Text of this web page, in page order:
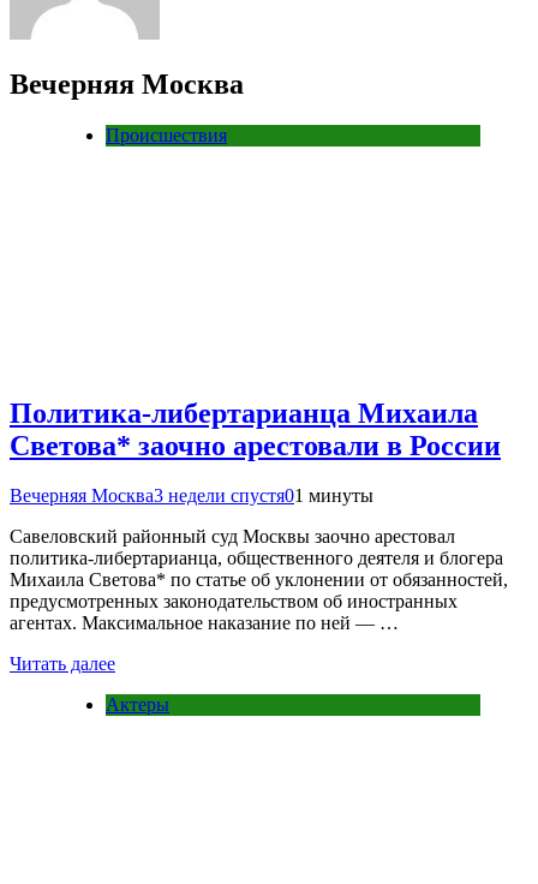
Вечерняя Москва
Происшествия
Политика-либертарианца Михаила
Светова* заочно арестовали в России
Вечерняя Москва3 недели спустя01 минуты
Савеловский районный суд Москвы заочно арестовал
политика-либертарианца, общественного деятеля и блогера
Михаила Светова* по статье об уклонении от обязанностей,
предусмотренных законодательством об иностранных
агентах. Максимальное наказание по ней — …
Читать далее
Актеры